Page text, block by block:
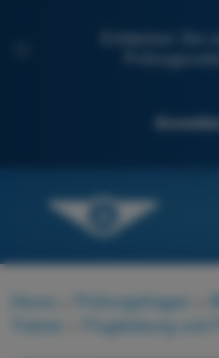
Entdecken Sie
Anmelden
Home Prüfungsfragen
Trainer
Flugleistung und